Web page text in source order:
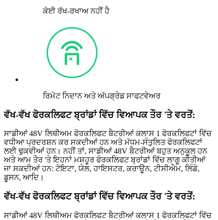
ਕੋਈ ਰੱਖ-ਰਖਾਅ ਨਹੀਂ ਹੈ
ਰਿਮੋਟ ਨਿਦਾਨ ਅਤੇ ਅੱਪਗ੍ਰੇਡ ਸਾਫਟਵੇਅਰ
ਵੱਖ-ਵੱਖ ਫੋਰਕਲਿਫਟ ਬ੍ਰਾਂਡਾਂ ਵਿੱਚ ਵਿਆਪਕ ਤੌਰ 'ਤੇ ਵਰਤੋਂ:
ਸਾਡੀਆਂ 48V ਲਿਥੀਅਮ ਫੋਰਕਲਿਫਟ ਬੈਟਰੀਆਂ ਕਲਾਸ 1 ਫੋਰਕਲਿਫਟਾਂ ਵਿੱਚ
ਵਧੀਆ ਪ੍ਰਦਰਸ਼ਨ ਕਰ ਸਕਦੀਆਂ ਹਨ ਅਤੇ ਮੱਧਮ-ਸੰਤੁਲਿਤ ਫੋਰਕਲਿਫਟਾਂ
ਲਈ ਢੁਕਵੀਆਂ ਹਨ। ਨਹੀਂ ਤਾਂ, ਸਾਡੀਆਂ 48V ਬੈਟਰੀਆਂ ਬਹੁਤ ਅਨੁਕੂਲ ਹਨ
ਅਤੇ ਆਮ ਤੌਰ 'ਤੇ ਇਹਨਾਂ ਮਸ਼ਹੂਰ ਫੋਰਕਲਿਫਟ ਬ੍ਰਾਂਡਾਂ ਵਿੱਚ ਲਾਗੂ ਕੀਤੀਆਂ
ਜਾ ਸਕਦੀਆਂ ਹਨ: ਟੋਇਟਾ, ਯੇਲ, ਹਾਇਸਟਰ, ਕਰਾਊਨ, ਟੀਸੀਐਮ, ਲਿੰਡੇ,
ਡੂਸਨ, ਆਦਿ।
ਵੱਖ-ਵੱਖ ਫੋਰਕਲਿਫਟ ਬ੍ਰਾਂਡਾਂ ਵਿੱਚ ਵਿਆਪਕ ਤੌਰ 'ਤੇ ਵਰਤੋਂ:
ਸਾਡੀਆਂ 48V ਲਿਥੀਅਮ ਫੋਰਕਲਿਫਟ ਬੈਟਰੀਆਂ ਕਲਾਸ 1 ਫੋਰਕਲਿਫਟਾਂ ਵਿੱਚ